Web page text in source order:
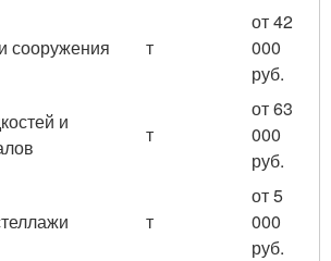
сооружения т
от 42
000
руб.
и
т
от 63
000
руб.
т
от 5
000
руб.